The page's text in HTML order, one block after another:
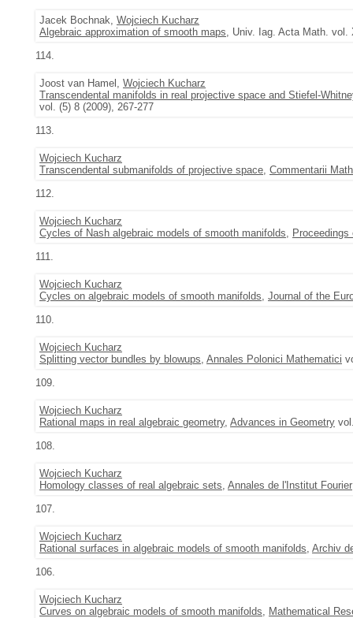
Jacek Bochnak, Wojciech Kucharz
Algebraic approximation of smooth maps, Univ. Iag. Acta Math. vol.
114.
Joost van Hamel, Wojciech Kucharz
Transcendental manifolds in real projective space and Stiefel-
vol. (5) 8 (2009), 267-277
113.
Wojciech Kucharz
Transcendental submanifolds of projective space, Commentarii
112.
Wojciech Kucharz
Cycles of Nash algebraic models of smooth manifolds,
111.
Wojciech Kucharz
Cycles on algebraic models of smooth manifolds, Journal of the
110.
Wojciech Kucharz
Splitting vector bundles by blowups, Annales Polonici Mathematici
109.
Wojciech Kucharz
Rational maps in real algebraic geometry, Advances in Geometry
108.
Wojciech Kucharz
Homology classes of real algebraic sets, Annales de l'Institut Fourier
107.
Wojciech Kucharz
Rational surfaces in algebraic models of smooth manifolds, Archiv
106.
Wojciech Kucharz
Curves on algebraic models of smooth manifolds, Mathematical